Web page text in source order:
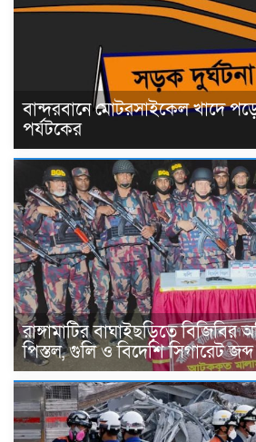
বান্দরবানে মোটরসাইকেল খাদে
পর্যটকের
রাঙ্গামাটির বাঘাইছড়িতে বিজিবির
পিস্তল, গুলি ও বিদেশি সিগারেট জব্দ